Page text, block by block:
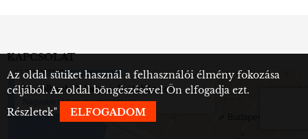
KAPCSOLAT
Az oldal sütiket használ a felhasználói élmény fokozása
céljából. Az oldal böngészésével Ön elfogadja ezt.
Részletek" ELFOGADOM